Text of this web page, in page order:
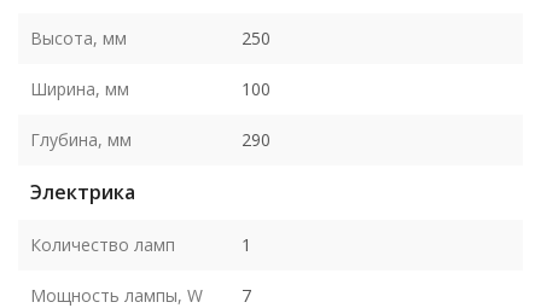
Высота, мм 250
Ширина, мм 100
Глубина, мм 290
Электрика
Количество ламп 1
Мощность лампы, W 7